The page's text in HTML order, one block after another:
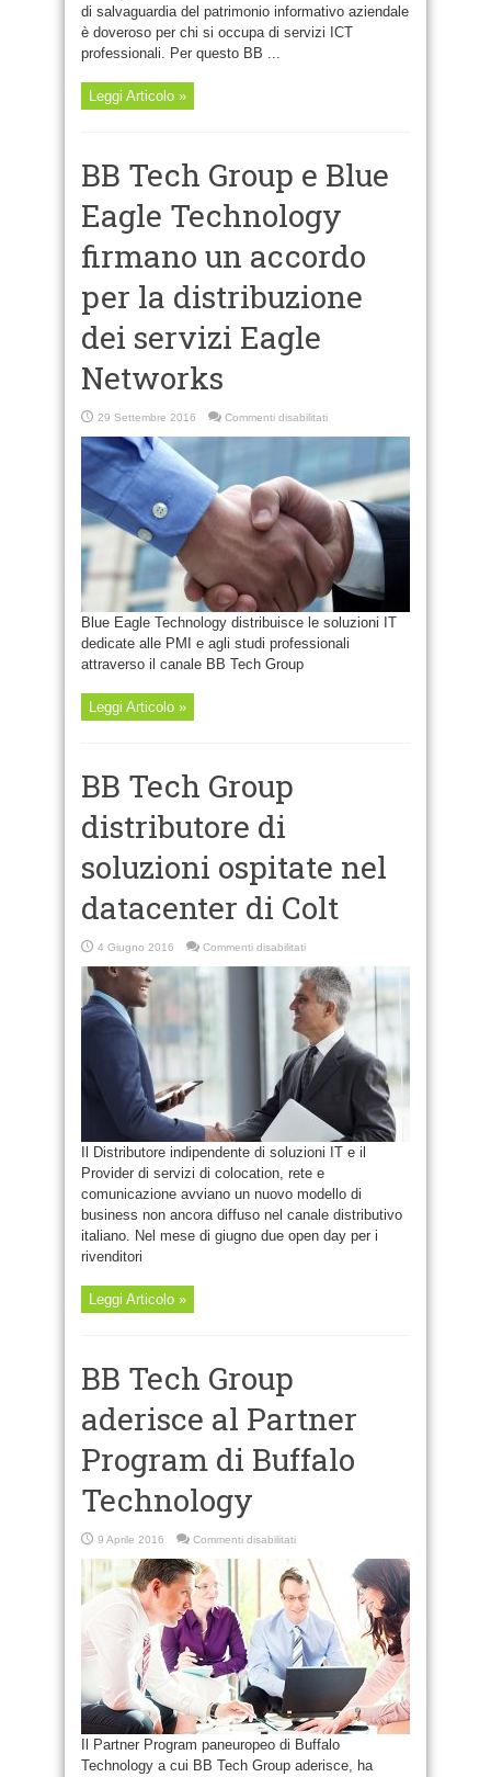
di salvaguardia del patrimonio informativo aziendale
è doveroso per chi si occupa di servizi ICT
professionali. Per questo BB ...
Leggi Articolo »
BB Tech Group e Blue
Eagle Technology
firmano un accordo
per la distribuzione
dei servizi Eagle
Networks
29 Settembre 2016 Commenti disabilitatisu
Tech
Eagle
Technology
firmano
un
accordo
per
la
distribuzione
dei
servizi
Eagle
Networks
Blue Eagle Technology distribuisce le soluzioni IT
dedicate alle PMI e agli studi professionali
attraverso il canale BB Tech Group
Leggi Articolo »
BB Tech Group
distributore di
soluzioni ospitate nel
datacenter di Colt
4 Giugno 2016 Commenti disabilitatisu
Tech
Group
distributore
di
soluzioni
ospitate
nel
datacenter
di
Colt
Il Distributore indipendente di soluzioni IT e il
Provider di servizi di colocation, rete e
comunicazione avviano un nuovo modello di
business non ancora diffuso nel canale distributivo
italiano. Nel mese di giugno due open day per i
rivenditori
Leggi Articolo »
BB Tech Group
aderisce al Partner
Program di Buffalo
Technology
9 Aprile 2016 Commenti disabilitatisu
Tech
Group
aderisce
al
Partner
Program
di
Buffalo
Technology
Il Partner Program paneuropeo di Buffalo
Technology a cui BB Tech Group aderisce, ha